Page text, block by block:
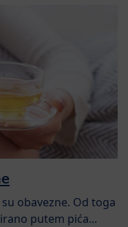
obavezne. Od toga
putem pića...